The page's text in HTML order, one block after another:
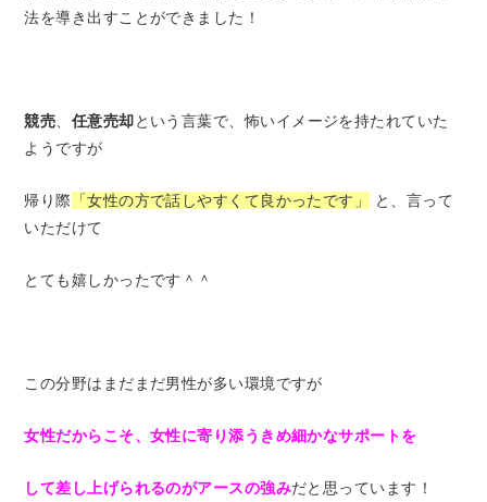
法を導き出すことができました！
競売、 任意売却という言葉で、怖いイメージを持たれていた
ようですが
帰り際 「女性の方で話しやすくて良かったです」
と、言って
いただけて
とても嬉しかったです＾＾
この分野はまだまだ男性が多い環境ですが
女性だからこそ、女性に寄り添うきめ細かなサポートを
して差し上げられるのがアースの強みだと思っています！